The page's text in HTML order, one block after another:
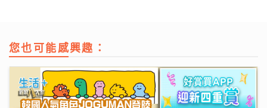
您也可能感興趣：